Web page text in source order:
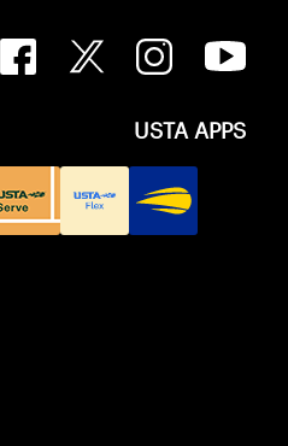
USTA APPS